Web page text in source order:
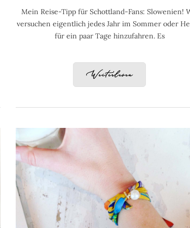
Mein Reise-Tipp für Schottland-Fans: Slowenien!
versuchen eigentlich jedes Jahr im Sommer oder
für ein paar Tage hinzufahren. Es
Weiterlesen